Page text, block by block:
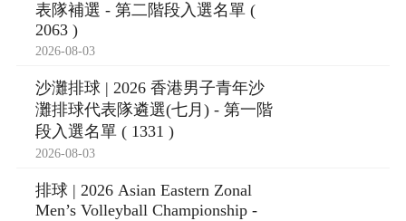
表隊補選 - 第二階段入選名單 (
2063 )
2026-08-03
沙灘排球 | 2026 香港男子青年沙
灘排球代表隊遴選(七月) - 第一階
段入選名單 ( 1331 )
2026-08-03
排球 | 2026 Asian Eastern Zonal
Men’s Volleyball Championship -